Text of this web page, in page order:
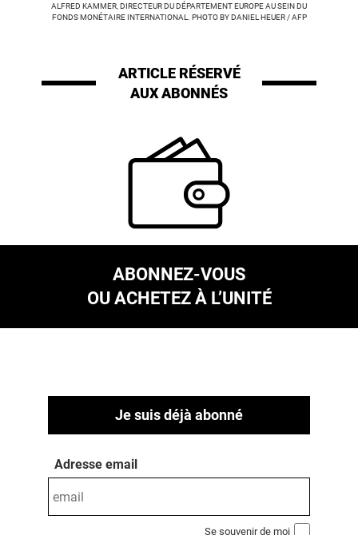
ALFRED KAMMER, DIRECTEUR DU DÉPARTEMENT EUROPE AU SEIN DU
FONDS MONÉTAIRE INTERNATIONAL. PHOTO BY DANIEL HEUER / AFP
ARTICLE RÉSERVÉ
AUX ABONNÉS
ABONNEZ-VOUS
OU ACHETEZ À L’UNITÉ
Je suis déjà abonné
Adresse email
Se souvenir de moi